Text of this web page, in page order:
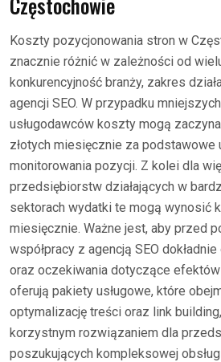
Koszty pozycjonowania stron w
znacznie różnić w zależności od
konkurencyjność branży, zakres
agencji SEO. W przypadku
usługodawców koszty mogą
złotych miesięcznie za podstawowe
monitorowania pozycji. Z kolei dla
przedsiębiorstw działających w
sektorach wydatki te mogą wynosić
miesięcznie. Ważne jest, aby przed
współpracy z agencją SEO
oraz oczekiwania dotyczące
oferują pakiety usługowe, które
optymalizację treści oraz link
korzystnym rozwiązaniem dla
poszukujących kompleksowej